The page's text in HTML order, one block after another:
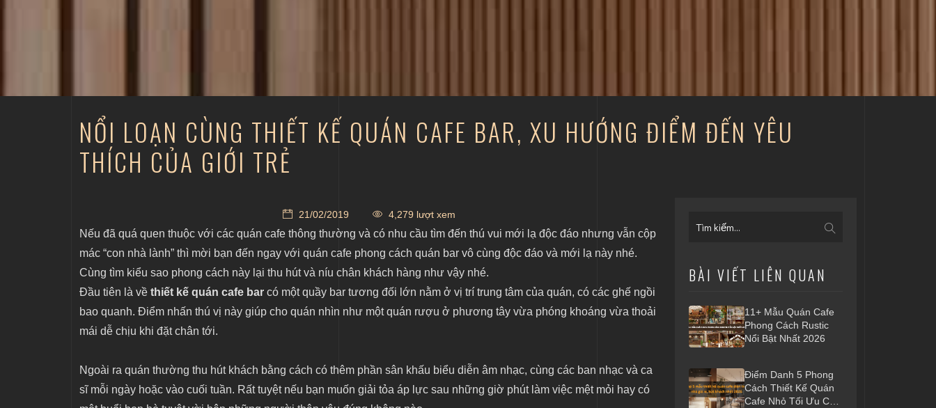
NỔI LOẠN CÙNG THIẾT KẾ QUÁN CAFE BAR, XU HƯỚNG ĐIỂM ĐẾN YÊU
THÍCH CỦA GIỚI TRẺ
21/02/2019 4,279 lượt xem
Nếu đã quá quen thuộc với các quán cafe thông thường và có nhu cầu tìm đến thú vui mới lạ độc đáo nhưng vẫn cộp
mác “con nhà lành” thì mời bạn đến ngay với quán cafe phong cách quán bar vô cùng độc đáo và mới lạ này nhé.
Cùng tìm kiểu sao phong cách này lại thu hút và níu chân khách hàng như vậy nhé.
Đầu tiên là về thiết kế quán cafe bar có một quầy bar tương đối lớn nằm ở vị trí trung tâm của quán, có các ghế ngồi
bao quanh. Điểm nhấn thú vị này giúp cho quán nhìn như một quán rượu ở phương tây vừa phóng khoáng vừa thoải
mái dễ chịu khi đặt chân tới.
Ngoài ra quán thường thu hút khách bằng cách có thêm phần sân khấu biểu diễn âm nhạc, cùng các ban nhạc và ca
sĩ mỗi ngày hoặc vào cuối tuần. Rất tuyệt nếu bạn muốn giải tỏa áp lực sau những giờ phút làm việc mệt mỏi hay có
BÀI VIẾT LIÊN QUAN
11+ Mẫu Quán Cafe
Phong Cách Rustic
Nổi Bật Nhất 2026
Điểm Danh 5 Phong
Cách Thiết Kế Quán
Cafe Nhỏ Tối Ưu Chi